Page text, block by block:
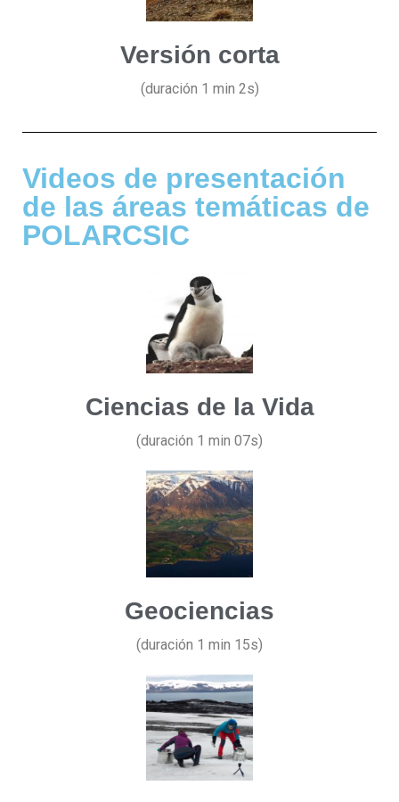
Versión corta
(duración 1 min 2s)
Videos de presentación
de las áreas temáticas de
POLARCSIC
Ciencias de la Vida
(duración 1 min 07s)
Geociencias
(duración 1 min 15s)